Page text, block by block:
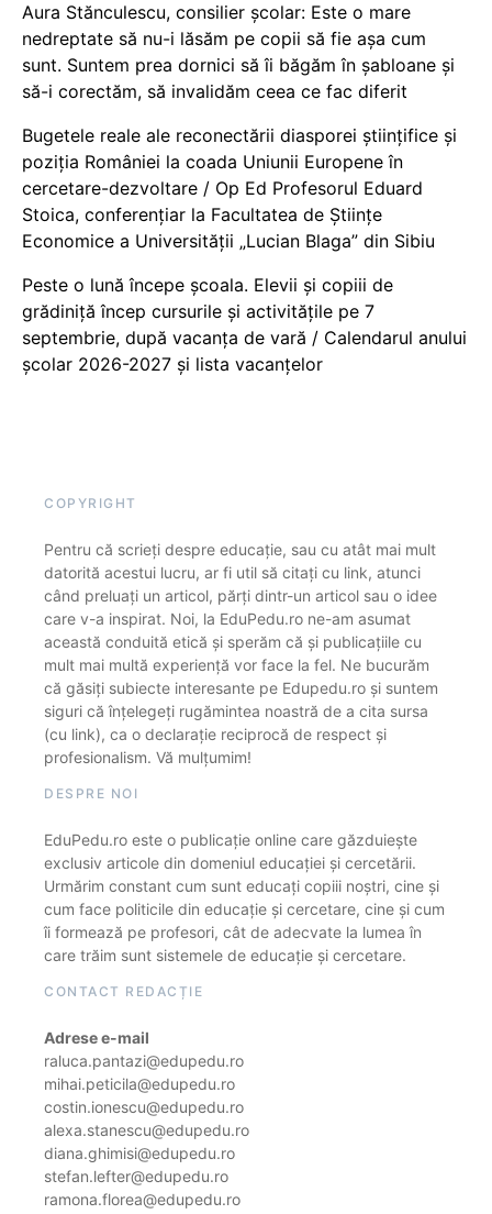
Aura Stănculescu, consilier școlar: Este o mare
nedreptate să nu-i lăsăm pe copii să fie așa cum
sunt. Suntem prea dornici să îi băgăm în șabloane și
să-i corectăm, să invalidăm ceea ce fac diferit
Bugetele reale ale reconectării diasporei științifice și
poziția României la coada Uniunii Europene în
cercetare-dezvoltare / Op Ed Profesorul Eduard
Stoica, conferențiar la Facultatea de Științe
Economice a Universității „Lucian Blaga” din Sibiu
Peste o lună începe școala. Elevii și copiii de
grădiniță încep cursurile și activitățile pe 7
septembrie, după vacanța de vară / Calendarul anului
școlar 2026-2027 și lista vacanțelor
COPYRIGHT
Pentru că scrieți despre educație, sau cu atât mai mult
datorită acestui lucru, ar fi util să citați cu link, atunci
când preluați un articol, părți dintr-un articol sau o idee
care v-a inspirat. Noi, la EduPedu.ro ne-am asumat
această conduită etică și sperăm că și publicațiile cu
mult mai multă experiență vor face la fel. Ne bucurăm
că găsiți subiecte interesante pe Edupedu.ro și suntem
siguri că înțelegeți rugămintea noastră de a cita sursa
(cu link), ca o declarație reciprocă de respect și
profesionalism. Vă mulțumim!
DESPRE NOI
EduPedu.ro este o publicație online care găzduiește
exclusiv articole din domeniul educației și cercetării.
Urmărim constant cum sunt educați copiii noștri, cine și
cum face politicile din educație și cercetare, cine și cum
îi formează pe profesori, cât de adecvate la lumea în
care trăim sunt sistemele de educație și cercetare.
CONTACT REDACȚIE
Adrese e-mail
raluca.pantazi@edupedu.ro
mihai.peticila@edupedu.ro
costin.ionescu@edupedu.ro
alexa.stanescu@edupedu.ro
diana.ghimisi@edupedu.ro
stefan.lefter@edupedu.ro
ramona.florea@edupedu.ro